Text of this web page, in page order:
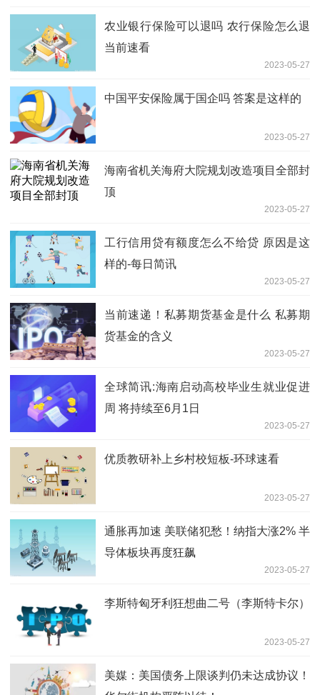
农业银行保险可以退吗 农行保险怎么退
当前速看
2023-05-27
中国平安保险属于国企吗 答案是这样的
2023-05-27
海南省机关海府大院规划改造项目全部封
顶
2023-05-27
工行信用贷有额度怎么不给贷 原因是这
样的-每日简讯
2023-05-27
当前速递！私募期货基金是什么 私募期
货基金的含义
2023-05-27
全球简讯:海南启动高校毕业生就业促进
周 将持续至6月1日
2023-05-27
优质教研补上乡村校短板-环球速看
2023-05-27
通胀再加速 美联储犯愁！纳指大涨2% 半
导体板块再度狂飙
2023-05-27
李斯特匈牙利狂想曲二号（李斯特卡尔）
2023-05-27
美媒：美国债务上限谈判仍未达成协议！